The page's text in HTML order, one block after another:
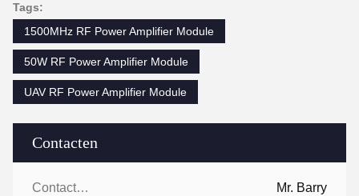
Contacten
Contacten: Mr. Barry
Tags:
1500MHz RF Power Amplifier Module
50W RF Power Amplifier Module
UAV RF Power Amplifier Module